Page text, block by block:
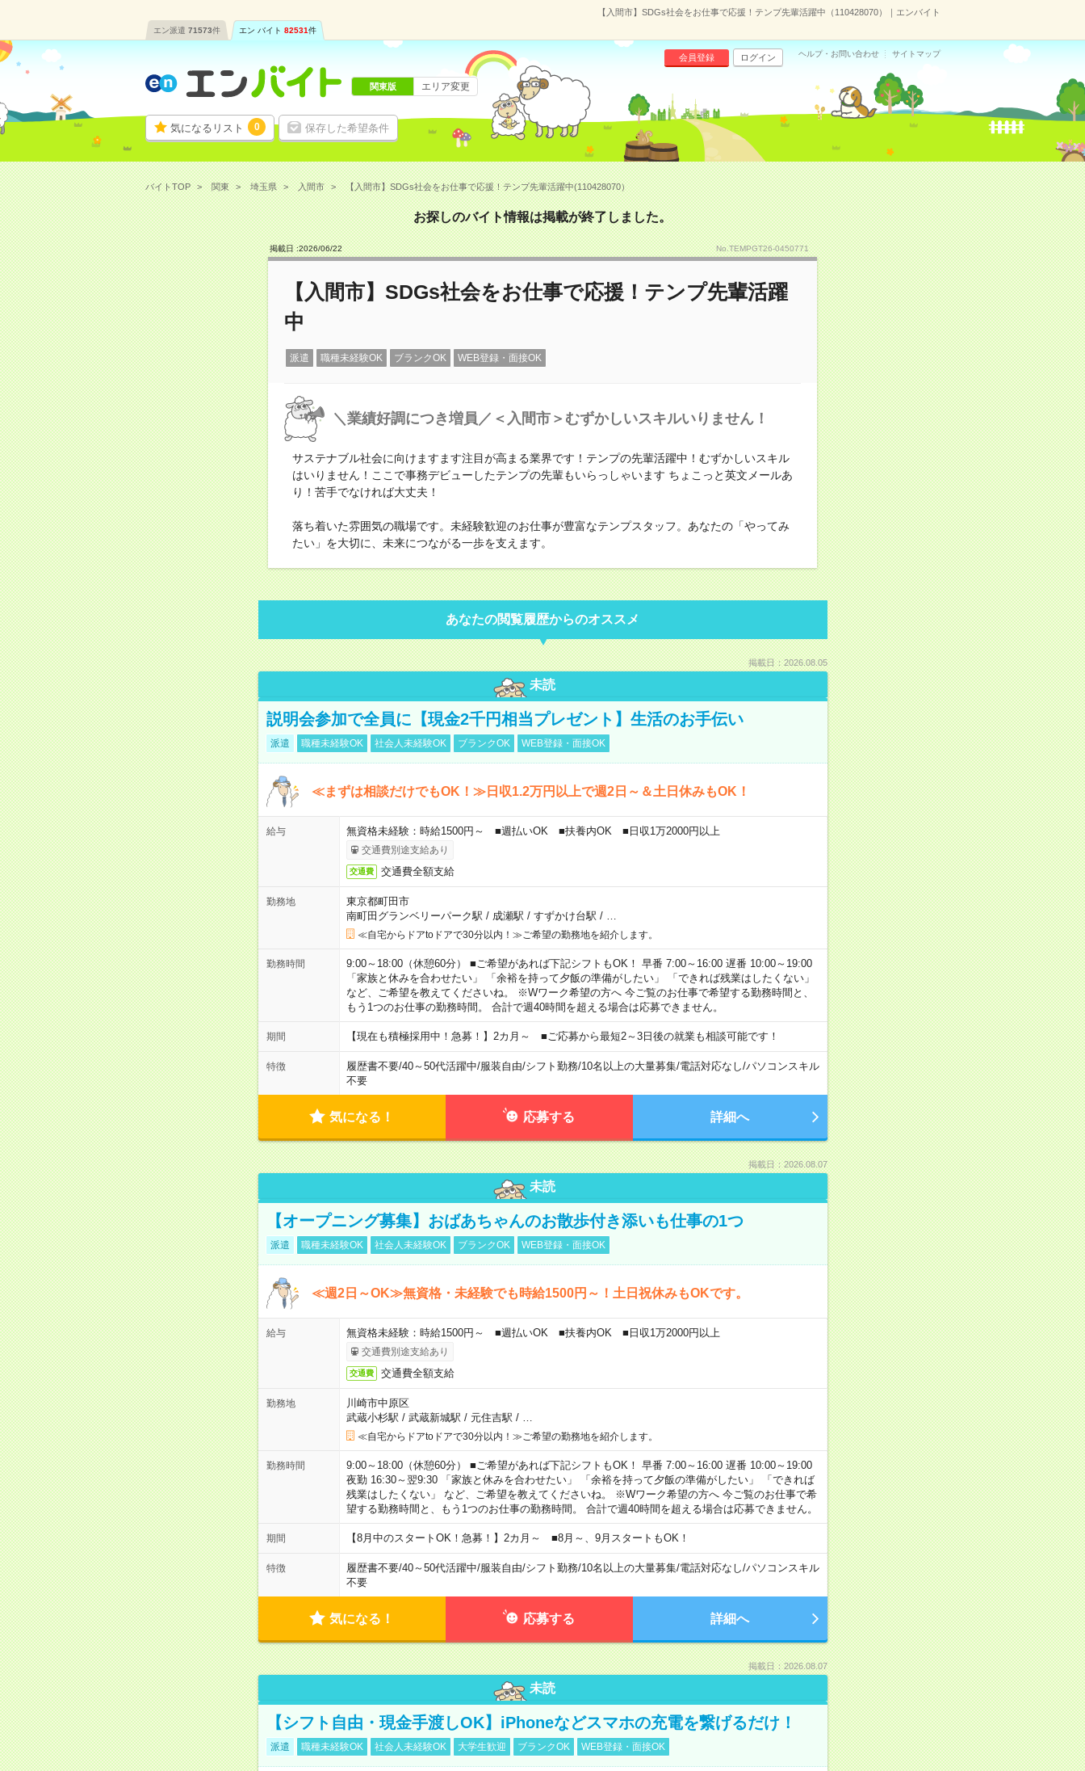
【入間市】SDGs社会をお仕事で応援！テンプ先輩活躍中（110428070）｜エンバイト
エン派遣 71573件 エン バイト 82531件
気になるリスト 0 保存した希望条件
会員登録 ログイン ヘルプ・お問い合わせ サイトマップ
関東版 エリア変更
バイトTOP 関東 埼玉県 入間市 【入間市】SDGs社会をお仕事で応援！テンプ先輩活躍中(110428070）
お探しのバイト情報は掲載が終了しました。
掲載日 :2026/06/22 No.TEMPGT26-0450771
【入間市】SDGs社会をお仕事で応援！テンプ先輩活躍
中
派遣 職種未経験OK ブランクOK WEB登録・面接OK
＼業績好調につき増員／＜入間市＞むずかしいスキルいりません！
サステナブル社会に向けますます注目が高まる業界です！テンプの先輩活躍中！むずかしいスキル
はいりません！ここで事務デビューしたテンプの先輩もいらっしゃいます ちょこっと英文メールあ
り！苦手でなければ大丈夫！
落ち着いた雰囲気の職場です。未経験歓迎のお仕事が豊富なテンプスタッフ。あなたの「やってみ
たい」を大切に、未来につながる一歩を支えます。
あなたの閲覧履歴からのオススメ
掲載日：2026.08.05
未読
説明会参加で全員に【現金2千円相当プレゼント】生活のお手伝い
派遣 職種未経験OK 社会人未経験OK ブランクOK WEB登録・面接OK
≪まずは相談だけでもOK！≫日収1.2万円以上で週2日～＆土日休みもOK！
給与 無資格未経験：時給1500円～ ■週払いOK ■扶養内OK ■日収1万2000円以上
交通費別途支給あり
交通費 交通費全額支給
勤務地
東京都町田市
南町田グランベリーパーク駅 / 成瀬駅 / すずかけ台駅 /
≪自宅からドアtoドアで30分以内！≫ご希望の勤務地を紹介します。
勤務時間
9:00～18:00（休憩60分） ■ご希望があれば下記シフトもOK！ 早番 7:00～16:00 遅番 10:00～19:00
「家族と休みを合わせたい」 「余裕を持って夕飯の準備がしたい」 「できれば残業はしたくない」
など、ご希望を教えてくださいね。 ※Wワーク希望の方へ 今ご覧のお仕事で希望する勤務時間と、
もう1つのお仕事の勤務時間。 合計で週40時間を超える場合は応募できません。
期間 【現在も積極採用中！急募！】2カ月～ ■ご応募から最短2～3日後の就業も相談可能です！
特徴 履歴書不要/40～50代活躍中/服装自由/シフト勤務/10名以上の大量募集/電話対応なし/パソコンスキル
不要
気になる！ 応募する 詳細へ
掲載日：2026.08.07
未読
【オープニング募集】おばあちゃんのお散歩付き添いも仕事の1つ
派遣 職種未経験OK 社会人未経験OK ブランクOK WEB登録・面接OK
≪週2日～OK≫無資格・未経験でも時給1500円～！土日祝休みもOKです。
給与 無資格未経験：時給1500円～ ■週払いOK ■扶養内OK ■日収1万2000円以上
交通費別途支給あり
交通費 交通費全額支給
勤務地
川崎市中原区
武蔵小杉駅 / 武蔵新城駅 / 元住吉駅 /
≪自宅からドアtoドアで30分以内！≫ご希望の勤務地を紹介します。
勤務時間
9:00～18:00（休憩60分） ■ご希望があれば下記シフトもOK！ 早番 7:00～16:00 遅番 10:00～19:00
夜勤 16:30～翌9:30 「家族と休みを合わせたい」 「余裕を持って夕飯の準備がしたい」 「できれば
残業はしたくない」 など、ご希望を教えてくださいね。 ※Wワーク希望の方へ 今ご覧のお仕事で希
望する勤務時間と、もう1つのお仕事の勤務時間。 合計で週40時間を超える場合は応募できません。
期間 【8月中のスタートOK！急募！】2カ月～ ■8月～、9月スタートもOK！
特徴 履歴書不要/40～50代活躍中/服装自由/シフト勤務/10名以上の大量募集/電話対応なし/パソコンスキル
不要
気になる！ 応募する 詳細へ
掲載日：2026.08.07
未読
【シフト自由・現金手渡しOK】iPhoneなどスマホの充電を繋げるだけ！
派遣 職種未経験OK 社会人未経験OK 大学生歓迎 ブランクOK WEB登録・面接OK